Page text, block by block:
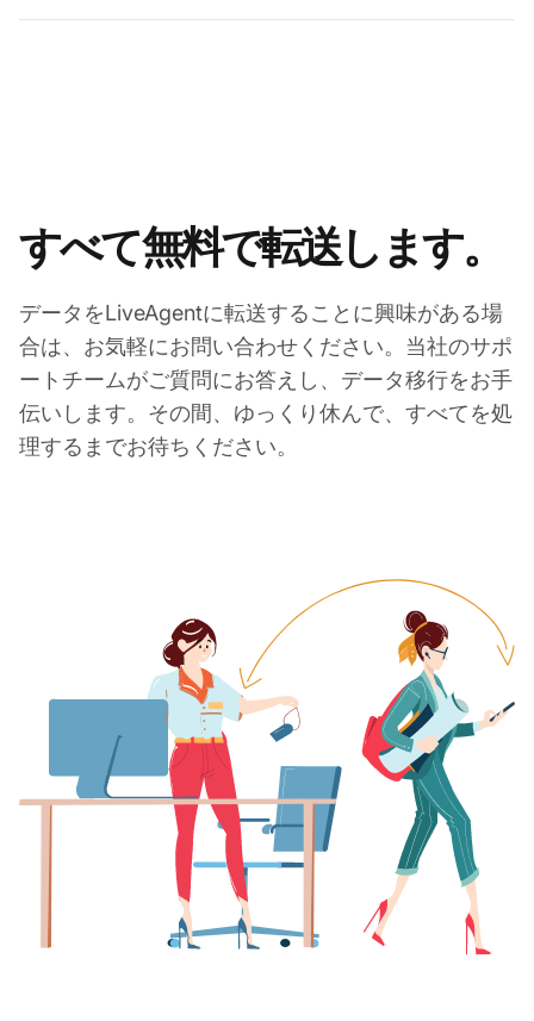
すべて無料で転送します。
データをLiveAgentに転送することに興味がある場
合は、お気軽にお問い合わせください。当社のサポ
ートチームがご質問にお答えし、データ移行をお手
伝いします。その間、ゆっくり休んで、すべてを処
理するまでお待ちください。